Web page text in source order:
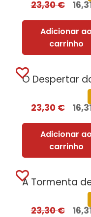
23,30€
Adicionar ao
carrinho
23,30€
Adicionar ao
carrinho
23,30€